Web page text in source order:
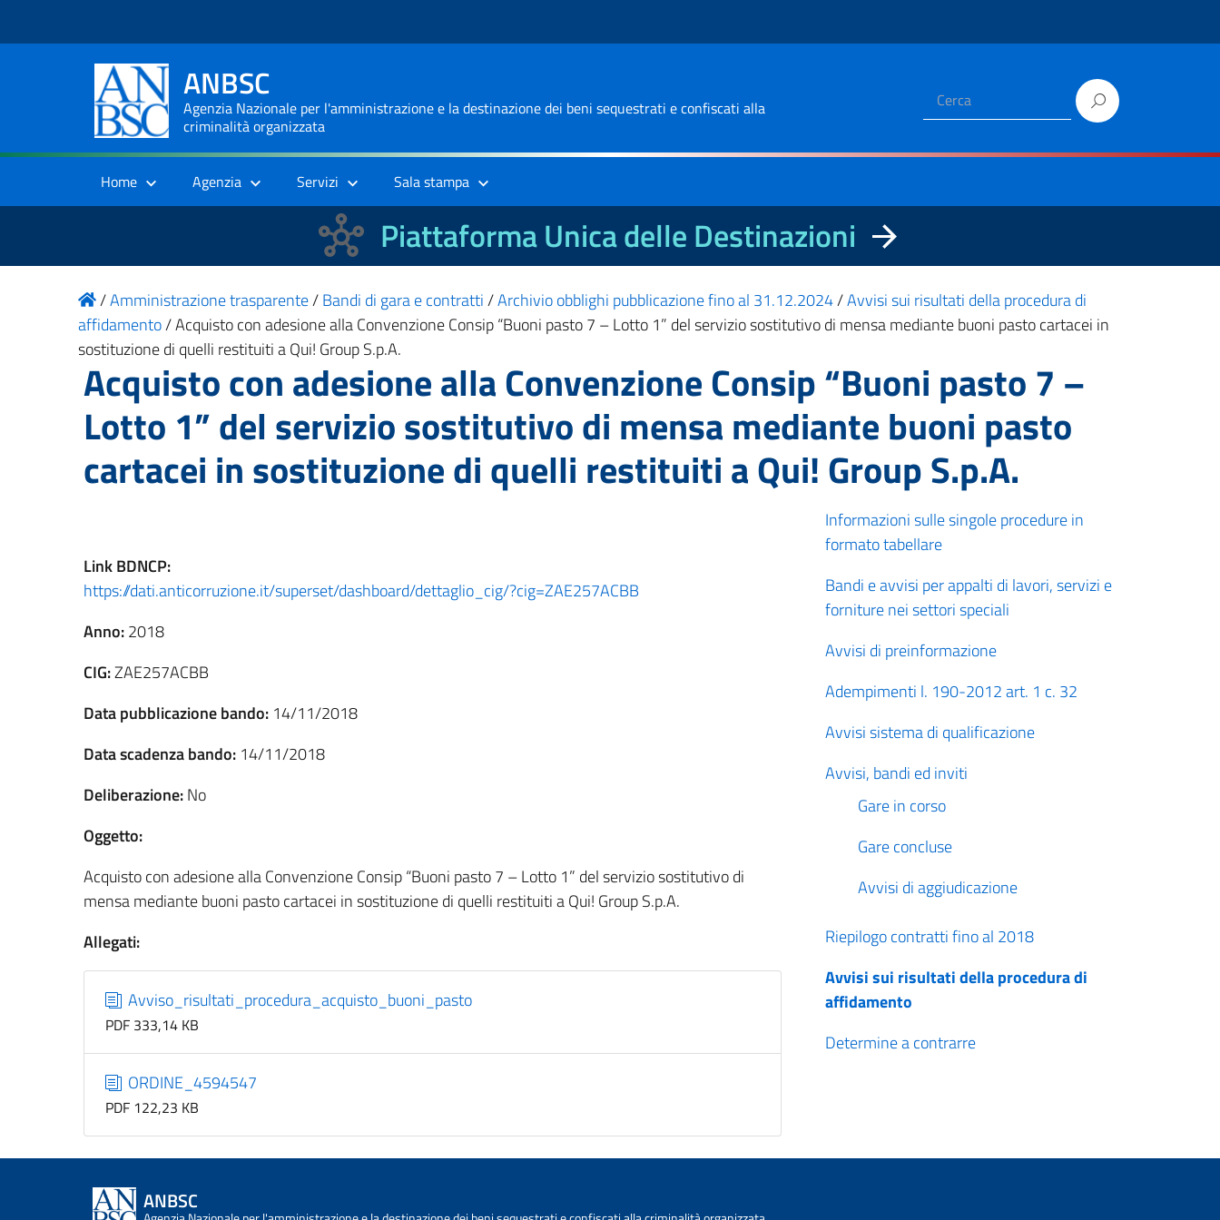
ANBSC
Agenzia Nazionale per l'amministrazione e la destinazione dei beni sequestrati e confiscati alla
criminalità organizzata
Home Agenzia Servizi Sala stampa
Piattaforma Unica delle Destinazioni
/Amministrazione trasparente/Bandi di gara e contratti/Archivio obblighi pubblicazione fino al 31.12.2024/Avvisi sui risultati della procedura di
affidamento/Acquisto con adesione alla Convenzione Consip “Buoni pasto 7 – Lotto 1” del servizio sostitutivo di mensa mediante buoni pasto cartacei in
sostituzione di quelli restituiti a Qui! Group S.p.A.
Acquisto con adesione alla Convenzione Consip “Buoni pasto 7 –
Lotto 1” del servizio sostitutivo di mensa mediante buoni pasto
cartacei in sostituzione di quelli restituiti a Qui! Group S.p.A.
LinkBDNCP:
https://dati.anticorruzione.it/superset/dashboard/dettaglio_cig/?cig=ZAE257ACBB
Anno:2018
CIG:ZAE257ACBB
Data pubblicazione bando: 14/11/2018
Data scadenza bando: 14/11/2018
Deliberazione:No
Oggetto:
Acquisto con adesione alla Convenzione Consip “Buoni pasto 7 – Lotto 1” del servizio sostitutivo di
mensa mediante buoni pasto cartacei in sostituzione di quelli restituiti a Qui! Group S.p.A.
Allegati:
Avviso_risultati_procedura_acquisto_buoni_pasto
PDF 333,14 KB
ORDINE_4594547
PDF 122,23 KB
Informazioni sulle singole procedure in
formato tabellare
Bandi e avvisi per appalti di lavori, servizi e
forniture nei settori speciali
Avvisi di preinformazione
Adempimenti l. 190-2012 art. 1 c. 32
Avvisi sistema di qualificazione
Avvisi, bandi ed inviti
Gare in corso
Gare concluse
Avvisi di aggiudicazione
Riepilogo contratti fino al 2018
Avvisi sui risultati della procedura di
affidamento
Determine a contrarre
ANBSC